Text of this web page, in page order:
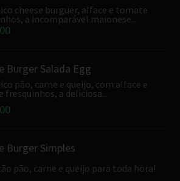
cheese burguer, alface e tomate
a incomparável maionese...
Burger Salada Egg
pão, carne e queijo, com alface e
fresquinhos, a deliciosa...
Burger Simples
pão, carne e queijo para toda hora!